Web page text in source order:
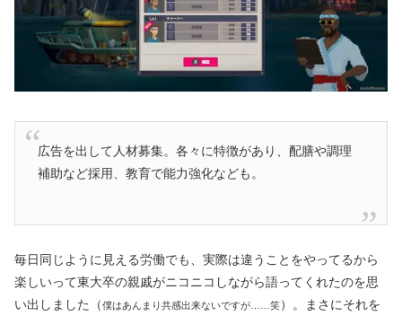
広告を出して人材募集。各々に特徴があり、配膳や調理
補助など採用、教育で能力強化なども。
毎日同じように見える労働でも、実際は違うことをやってるから
楽しいって東大卒の親戚がニコニコしながら語ってくれたのを思
い出しました（僕はあんまり共感出来ないですが……笑）。まさにそれを